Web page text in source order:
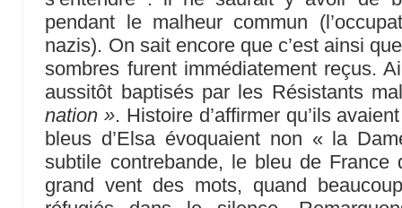
pendant le malheur commun
nazis). On sait encore que c’est ainsi
sombres furent immédiatement reçus.
aussitôt baptisés par les Résistants
nation ». Histoire d’affirmer qu’ils
bleus d’Elsa évoquaient non « la
subtile contrebande, le bleu de France
grand vent des mots, quand